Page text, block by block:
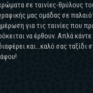
σε ταινίες-θρύλους
μας ομάδας σε
για τις ταινίες που
να έρθουν. Απλά κάντε
και...καλό σας ταξίδι